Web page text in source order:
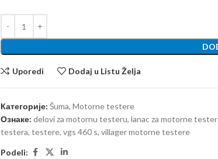
Uporedi Dodaj u Listu Želja
Категорије: Šuma, Motorne testere
Ознаке: delovi za motornu testeru, lanac za motorne
testera, testere, vgs 460 s, villager motorne testere
Podeli: